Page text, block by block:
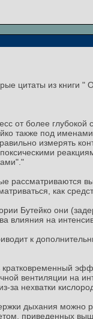
цитаты из книги
от более глубокой
также под
измерять
рассматриваются
как
Бутейко они
влияния на
к
вентиляции на
за нехватки
дыхания
приведенных